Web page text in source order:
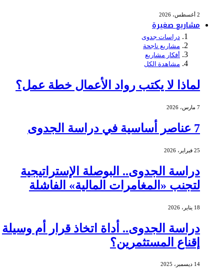
2 أغسطس، 2026
مشاريع صغيرة
دراسات جدوى
مشاريع ناجحة
أفكار مشاريع
مشاهدة الكل
لماذا لا يكتب رواد الأعمال خطة عمل؟
7 مارس، 2026
7 عناصر أساسية في دراسة الجدوى
25 فبراير، 2026
دراسة الجدوى.. البوصلة الإستراتيجية
لتجنب «المغامرات المالية» الفاشلة
18 يناير، 2026
دراسة الجدوى.. أداة اتخاذ قرار أم وسيلة
إقناع المستثمرين؟
14 ديسمبر، 2025